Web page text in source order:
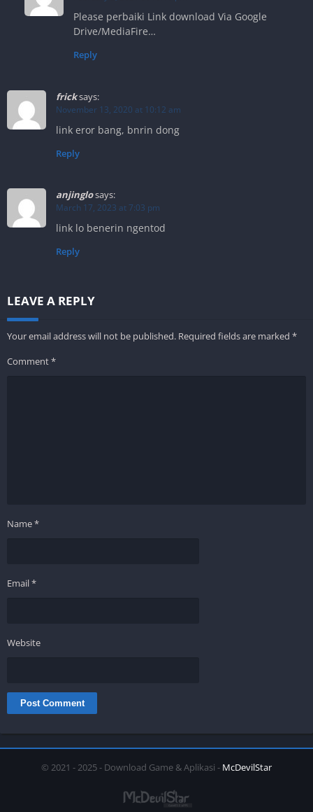
Please perbaiki Link download Via Google
Drive/MediaFire…
Reply
fricksays:
November 13, 2020 at 10:12 am
link eror bang, bnrin dong
Reply
anjinglosays:
March 17, 2023 at 7:03 pm
link lo benerin ngentod
Reply
LEAVE A REPLY
Your email address will not be published. Required fields are marked *
Comment*
Name*
Email*
Website
© 2021 - 2025 - Download Game & Aplikasi - McDevilStar